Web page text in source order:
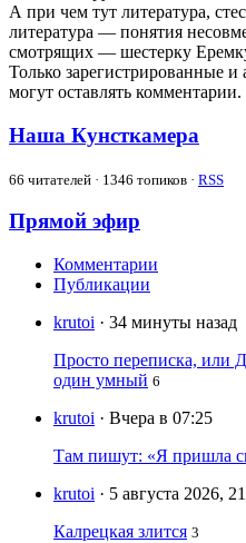
А при чем тут литература,
литература — понятия
смотрящих — шестерку
Только зарегистрированные и
могут оставлять комментарии.
Наша Кунсткамера
66 читателей · 1346 топиков · RSS
Прямой эфир
Комментарии
Публикации
krutoi · 34 минуты назад
Просто переписка, или
один умный 6
krutoi · Вчера в 07:25
Там пишут: «Я пришла
krutoi · 5 августа 2026,
Калрецкая злится 3